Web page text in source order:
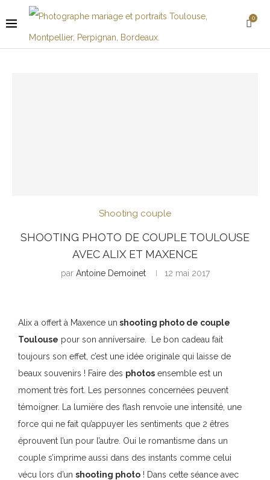
0
Shooting couple
SHOOTING PHOTO DE COUPLE TOULOUSE
AVEC ALIX ET MAXENCE
par Antoine Demoinet 12 mai 2017
Alix a offert à Maxence un shooting photo de couple
Toulouse pour son anniversaire. Le bon cadeau fait
toujours son effet, c’est une idée originale qui laisse de
beaux souvenirs ! Faire des photos ensemble est un
moment très fort. Les personnes concernées peuvent
témoigner. La lumière des flash renvoie une intensité, une
force qui ne fait qu’appuyer les sentiments que 2 êtres
éprouvent l’un pour l’autre. Oui le romantisme dans un
couple s’imprime aussi dans des instants comme celui
vécu lors d’un shooting photo ! Dans cette séance avec